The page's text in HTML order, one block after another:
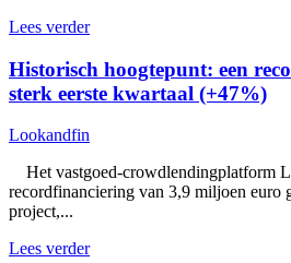
Lees verder
Historisch hoogtepunt: een
sterk eerste kwartaal (+47%)
Lookandfin
Het vastgoed-crowdlendingplatform
recordfinanciering van 3,9 miljoen euro
project,...
Lees verder